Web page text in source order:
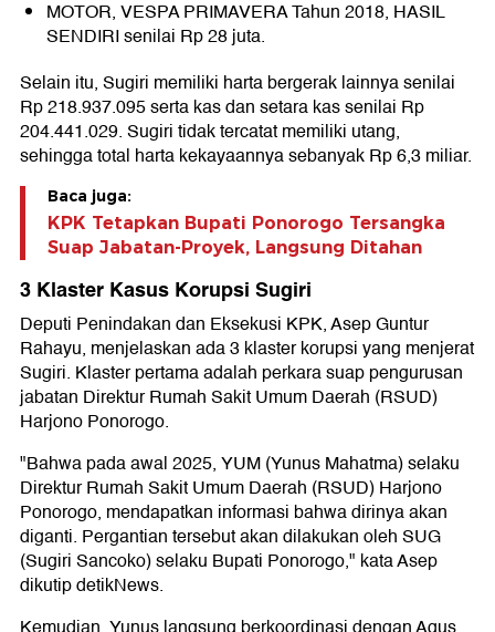
MOTOR, VESPA PRIMAVERA Tahun 2018, HASIL
SENDIRI senilai Rp 28 juta.
Selain itu, Sugiri memiliki harta bergerak lainnya senilai
Rp 218.937.095 serta kas dan setara kas senilai Rp
204.441.029. Sugiri tidak tercatat memiliki utang,
sehingga total harta kekayaannya sebanyak Rp 6,3 miliar.
Baca juga:
KPK Tetapkan Bupati Ponorogo Tersangka
Suap Jabatan-Proyek, Langsung Ditahan
3 Klaster Kasus Korupsi Sugiri
Deputi Penindakan dan Eksekusi KPK, Asep Guntur
Rahayu, menjelaskan ada 3 klaster korupsi yang menjerat
Sugiri. Klaster pertama adalah perkara suap pengurusan
jabatan Direktur Rumah Sakit Umum Daerah (RSUD)
Harjono Ponorogo.
"Bahwa pada awal 2025, YUM (Yunus Mahatma) selaku
Direktur Rumah Sakit Umum Daerah (RSUD) Harjono
Ponorogo, mendapatkan informasi bahwa dirinya akan
diganti. Pergantian tersebut akan dilakukan oleh SUG
(Sugiri Sancoko) selaku Bupati Ponorogo," kata Asep
dikutip detikNews.